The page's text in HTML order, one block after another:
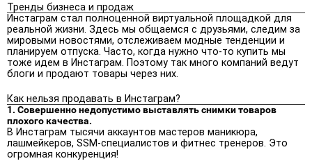
Тренды бизнеса и продаж
Инстаграм стал полноценной виртуальной площадкой для
реальной жизни. Здесь мы общаемся с друзьями, следим за
мировыми новостями, отслеживаем модные тенденции и
планируем отпуска. Часто, когда нужно что-то купить мы
тоже идем в Инстаграм. Поэтому так много компаний ведут
блоги и продают товары через них.
Как нельзя продавать в Инстаграм?
1. Совершенно недопустимо выставлять снимки товаров
плохого качества.
В Инстаграм тысячи аккаунтов мастеров маникюра,
лашмейкеров, SSM-специалистов и фитнес тренеров. Это
огромная конкуренция!